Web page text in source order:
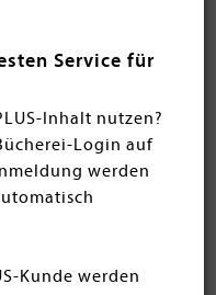
Service für
Inhalt nutzen?
Login auf
werden
Kunde werden
Verlage, die bei
vorgestellt
auch nach
einsehen und
beim Entdecken und
SORTIEREN